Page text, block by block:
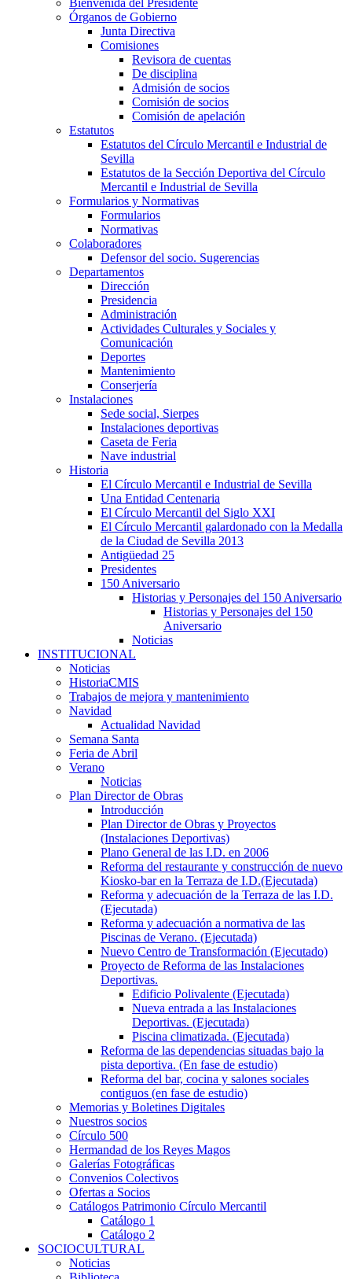
Bienvenida del Presidente
Órganos de Gobierno
Junta Directiva
Comisiones
Revisora de cuentas
De disciplina
Admisión de socios
Comisión de socios
Comisión de apelación
Estatutos
Estatutos del Círculo Mercantil e Industrial de
Sevilla
Estatutos de la Sección Deportiva del Círculo
Mercantil e Industrial de Sevilla
Formularios y Normativas
Formularios
Normativas
Colaboradores
Defensor del socio. Sugerencias
Departamentos
Dirección
Presidencia
Administración
Actividades Culturales y Sociales y
Comunicación
Deportes
Mantenimiento
Conserjería
Instalaciones
Sede social, Sierpes
Instalaciones deportivas
Caseta de Feria
Nave industrial
Historia
El Círculo Mercantil e Industrial de Sevilla
Una Entidad Centenaria
El Círculo Mercantil del Siglo XXI
El Círculo Mercantil galardonado con la Medalla
de la Ciudad de Sevilla 2013
Antigüedad 25
Presidentes
150 Aniversario
Historias y Personajes del 150 Aniversario
Historias y Personajes del 150
Aniversario
Noticias
INSTITUCIONAL
Noticias
HistoriaCMIS
Trabajos de mejora y mantenimiento
Navidad
Actualidad Navidad
Semana Santa
Feria de Abril
Verano
Noticias
Plan Director de Obras
Introducción
Plan Director de Obras y Proyectos
(Instalaciones Deportivas)
Plano General de las I.D. en 2006
Reforma del restaurante y construcción de nuevo
Kiosko-bar en la Terraza de I.D.(Ejecutada)
Reforma y adecuación de la Terraza de las I.D.
(Ejecutada)
Reforma y adecuación a normativa de las
Piscinas de Verano. (Ejecutada)
Nuevo Centro de Transformación (Ejecutado)
Proyecto de Reforma de las Instalaciones
Deportivas.
Edificio Polivalente (Ejecutada)
Nueva entrada a las Instalaciones
Deportivas. (Ejecutada)
Piscina climatizada. (Ejecutada)
Reforma de las dependencias situadas bajo la
pista deportiva. (En fase de estudio)
Reforma del bar, cocina y salones sociales
contiguos (en fase de estudio)
Memorias y Boletines Digitales
Nuestros socios
Círculo 500
Hermandad de los Reyes Magos
Galerías Fotográficas
Convenios Colectivos
Ofertas a Socios
Catálogos Patrimonio Círculo Mercantil
Catálogo 1
Catálogo 2
SOCIOCULTURAL
Noticias